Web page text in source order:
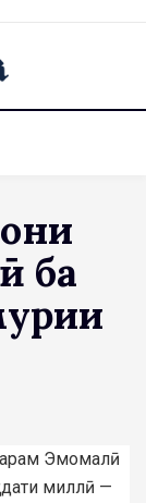
ба
Эмомалӣ
миллӣ —